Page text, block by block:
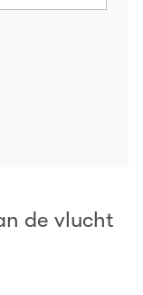
de vlucht